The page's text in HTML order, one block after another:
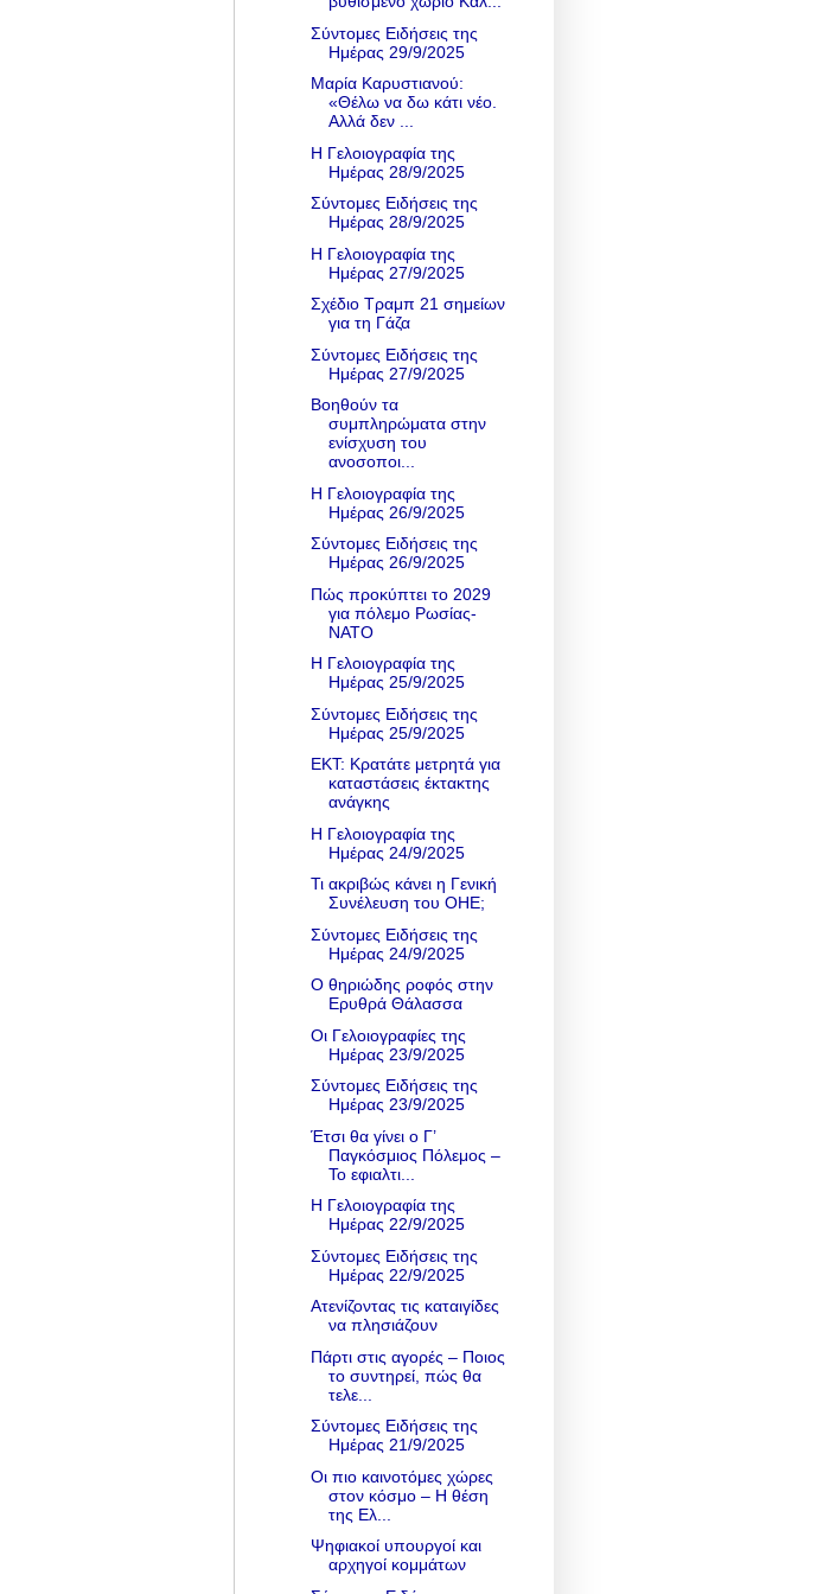
Σύντομες Ειδήσεις της
Ημέρας 29/9/2025
Μαρία Καρυστιανού:
«Θέλω να δω κάτι νέο.
Αλλά δεν ...
Η Γελοιογραφία της
Ημέρας 28/9/2025
Σύντομες Ειδήσεις της
Ημέρας 28/9/2025
Η Γελοιογραφία της
Ημέρας 27/9/2025
Σχέδιο Τραμπ 21 σημείων
για τη Γάζα
Σύντομες Ειδήσεις της
Ημέρας 27/9/2025
Βοηθούν τα
συμπληρώματα στην
ενίσχυση του
ανοσοποι...
Η Γελοιογραφία της
Ημέρας 26/9/2025
Σύντομες Ειδήσεις της
Ημέρας 26/9/2025
Πώς προκύπτει το 2029
για πόλεμο Ρωσίας-
NATO
Η Γελοιογραφία της
Ημέρας 25/9/2025
Σύντομες Ειδήσεις της
Ημέρας 25/9/2025
ΕΚΤ: Κρατάτε μετρητά για
καταστάσεις έκτακτης
ανάγκης
Η Γελοιογραφία της
Ημέρας 24/9/2025
Τι ακριβώς κάνει η Γενική
Συνέλευση του ΟΗΕ;
Σύντομες Ειδήσεις της
Ημέρας 24/9/2025
Ο θηριώδης ροφός στην
Ερυθρά Θάλασσα
Οι Γελοιογραφίες της
Ημέρας 23/9/2025
Σύντομες Ειδήσεις της
Ημέρας 23/9/2025
Έτσι θα γίνει ο Γ’
Παγκόσμιος Πόλεμος –
Το εφιαλτι...
Η Γελοιογραφία της
Ημέρας 22/9/2025
Σύντομες Ειδήσεις της
Ημέρας 22/9/2025
Ατενίζοντας τις καταιγίδες
να πλησιάζουν
Πάρτι στις αγορές – Ποιος
το συντηρεί, πώς θα
τελε...
Σύντομες Ειδήσεις της
Ημέρας 21/9/2025
Οι πιο καινοτόμες χώρες
στον κόσμο – Η θέση
της Ελ...
Ψηφιακοί υπουργοί και
αρχηγοί κομμάτων